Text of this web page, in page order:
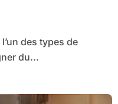
du...